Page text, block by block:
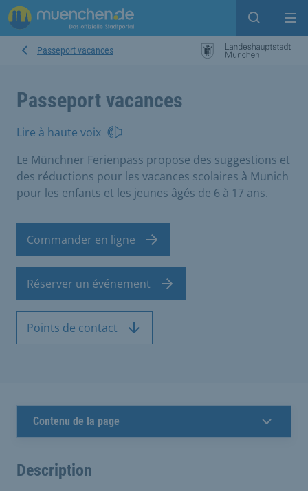
Open
Passeport vacances
Passeport vacances
Lire à haute voix
Le Münchner Ferienpass propose des suggestions et
des réductions pour les vacances scolaires à Munich
pour les enfants et les jeunes âgés de 6 à 17 ans.
Commander en ligne
Réserver un événement
Points de contact
Contenu de la page
Description